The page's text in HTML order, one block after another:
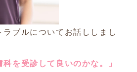
ブルについてお話ししまし
科を受診して良いのかな。」